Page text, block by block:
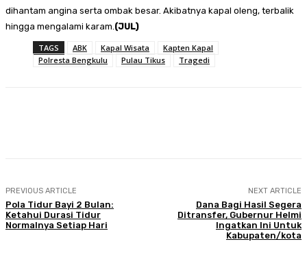
dihantam angina serta ombak besar. Akibatnya kapal oleng, terbalik
hingga mengalami karam.(JUL)
TAGS ABK Kapal Wisata
Kapten Kapal
Polresta Bengkulu
Pulau Tikus Tragedi
PREVIOUS ARTICLE
Pola Tidur Bayi 2 Bulan:
Ketahui Durasi Tidur
Normalnya Setiap Hari
NEXT ARTICLE
Dana Bagi Hasil Segera
Ditransfer, Gubernur Helmi
Ingatkan Ini Untuk
Kabupaten/kota